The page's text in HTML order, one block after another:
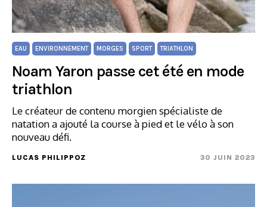
EAU ENVIRONNEMENT MORGES SPORT TRIATHLON
Noam Yaron passe cet été en mode
triathlon
Le créateur de contenu morgien spécialiste de
natation a ajouté la course à pied et le vélo à son
nouveau défi.
LUCAS PHILIPPOZ 30 JUIN 2023